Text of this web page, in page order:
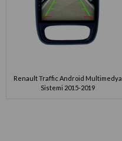
Renault Traffic Android Multimedya
Sistemi 2015-2019